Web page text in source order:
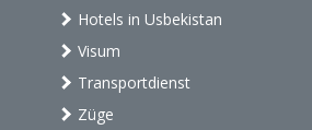
Hotels in Usbekistan
Visum
Transportdienst
Züge